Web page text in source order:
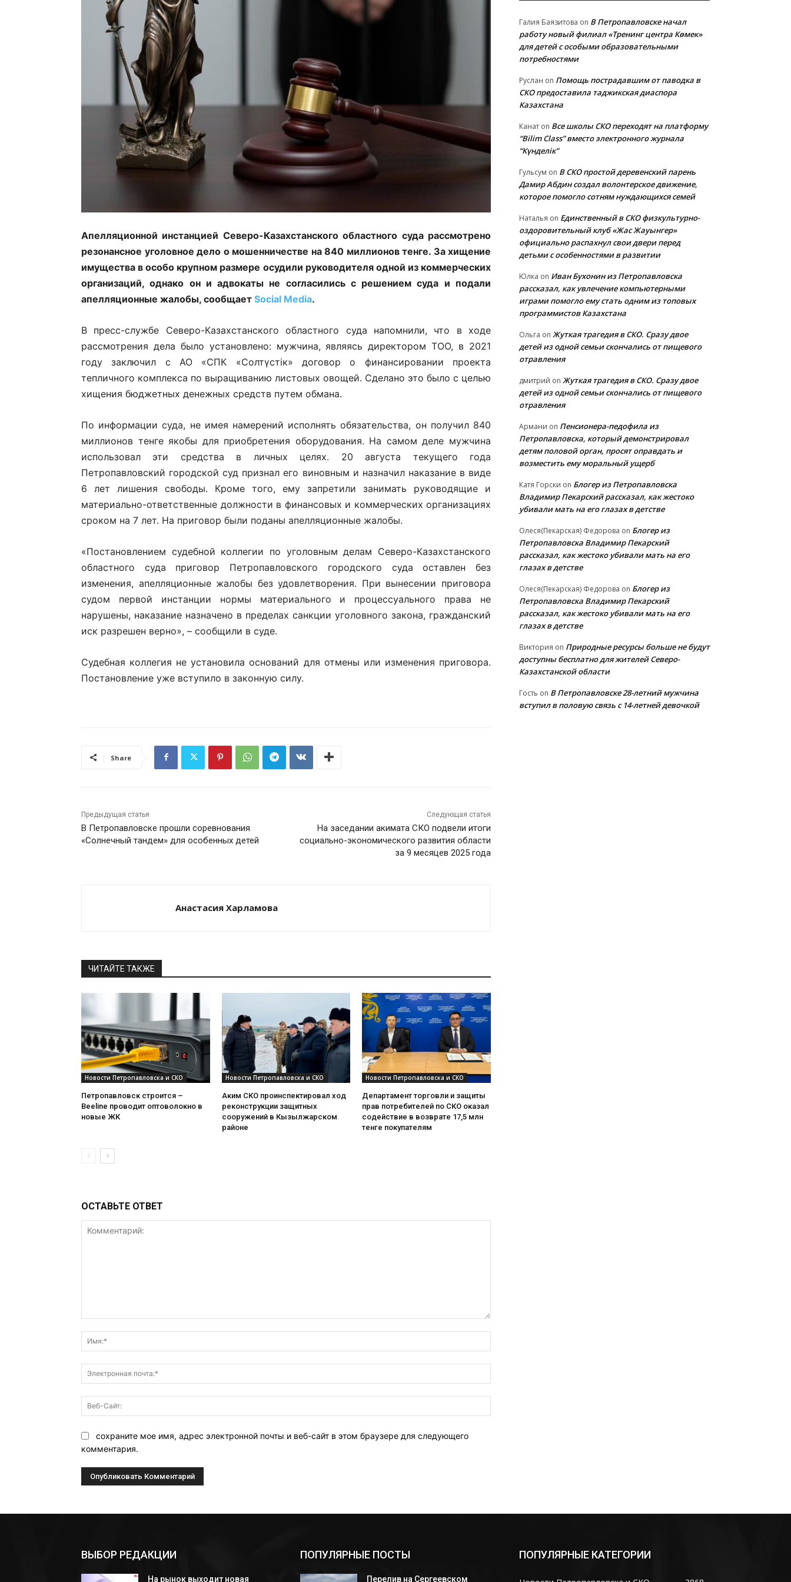
Апелляционной инстанцией Северо-Казахстанского областного суда рассмотрено
резонансное уголовное дело о мошенничестве на 840 миллионов тенге. За хищение
имущества в особо крупном размере осудили руководителя одной из коммерческих
организаций, однако он и адвокаты не согласились с решением суда и подали
апелляционные жалобы, сообщает Social Media.
В пресс-службе Северо-Казахстанского областного суда напомнили, что в ходе
рассмотрения дела было установлено: мужчина, являясь директором ТОО, в 2021
году заключил с АО «СПК «Солтүстік» договор о финансировании проекта
тепличного комплекса по выращиванию листовых овощей. Сделано это было с целью
хищения бюджетных денежных средств путем обмана.
По информации суда, не имея намерений исполнять обязательства, он получил 840
миллионов тенге якобы для приобретения оборудования. На самом деле мужчина
использовал эти средства в личных целях. 20 августа текущего года
Петропавловский городской суд признал его виновным и назначил наказание в виде
6 лет лишения свободы. Кроме того, ему запретили занимать руководящие и
материально-ответственные должности в финансовых и коммерческих организациях
сроком на 7 лет. На приговор были поданы апелляционные жалобы.
«Постановлением судебной коллегии по уголовным делам Северо-Казахстанского
областного суда приговор Петропавловского городского суда оставлен без
изменения, апелляционные жалобы без удовлетворения. При вынесении приговора
судом первой инстанции нормы материального и процессуального права не
нарушены, наказание назначено в пределах санкции уголовного закона, гражданский
иск разрешен верно», – сообщили в суде.
Судебная коллегия не установила оснований для отмены или изменения приговора.
Постановление уже вступило в законную силу.
Share
Предыдущая статья
В Петропавловске прошли соревнования
«Солнечный тандем» для особенных детей
Следующая статья
На заседании акимата СКО подвели итоги
социально-экономического развития области
за 9 месяцев 2025 года
Анастасия Харламова
ЧИТАЙТЕ ТАКЖЕ
Новости Петропавловска и СКО
Петропавловск строится –
Beeline проводит оптоволокно в
новые ЖК
Новости Петропавловска и СКО
Аким СКО проинспектировал ход
реконструкции защитных
сооружений в Кызылжарском
районе
Новости Петропавловска и СКО
Департамент торговли и защиты
прав потребителей по СКО оказал
содействие в возврате 17,5 млн
тенге покупателям
ОСТАВЬТЕ ОТВЕТ
почта:*
Сайт:
сохраните мое имя, адрес электронной почты и веб-сайт в этом браузере для следующего
комментария.
Галия Баязитова on В Петропавловске начал
работу новый филиал «Тренинг центра Көмек»
для детей с особыми образовательными
потребностями
Руслан on Помощь пострадавшим от паводка в
СКО предоставила таджикская диаспора
Казахстана
Канат on Все школы СКО переходят на платформу
“Bilim Class” вместо электронного журнала
“Күнделік”
Гульсум on В СКО простой деревенский парень
Дамир Абдин создал волонтерское движение,
которое помогло сотням нуждающихся семей
Наталья on Единственный в СКО физкультурно-
оздоровительный клуб «Жас Жауынгер»
официально распахнул свои двери перед
детьми с особенностями в развитии
Юлка on Иван Бухонин из Петропавловска
рассказал, как увлечение компьютерными
играми помогло ему стать одним из топовых
программистов Казахстана
Ольга on Жуткая трагедия в СКО. Сразу двое
детей из одной семьи скончались от пищевого
отравления
дмитрий on Жуткая трагедия в СКО. Сразу двое
детей из одной семьи скончались от пищевого
отравления
Армани on Пенсионера-педофила из
Петропавловска, который демонстрировал
детям половой орган, просят оправдать и
возместить ему моральный ущерб
Катя Горски on Блогер из Петропавловска
Владимир Пекарский рассказал, как жестоко
убивали мать на его глазах в детстве
Олеся(Пекарская) Федорова on Блогер из
Петропавловска Владимир Пекарский
рассказал, как жестоко убивали мать на его
глазах в детстве
Олеся(Пекарская) Федорова on Блогер из
Петропавловска Владимир Пекарский
рассказал, как жестоко убивали мать на его
глазах в детстве
Виктория on Природные ресурсы больше не будут
доступны бесплатно для жителей Северо-
Казахстанской области
Гость on В Петропавловске 28-летний мужчина
вступил в половую связь с 14-летней девочкой
ВЫБОР РЕДАКЦИИ
На рынок выходит новая
ПОПУЛЯРНЫЕ ПОСТЫ
Перелив на Сергеевском
ПОПУЛЯРНЫЕ КАТЕГОРИИ